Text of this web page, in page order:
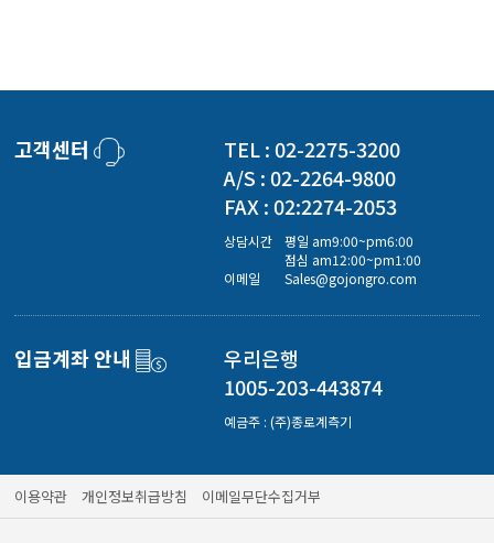
고객센터
TEL : 02-2275-3200
A/S : 02-2264-9800
FAX : 02:2274-2053
상담시간
평일 am9:00~pm6:00
점심 am12:00~pm1:00
이메일
Sales@gojongro.com
입금계좌 안내
우리은행
1005-203-443874
예금주 : (주)종로계측기
이용약관 개인정보취급방침 이메일무단수집거부